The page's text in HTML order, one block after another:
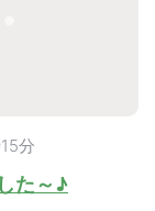
分
た～♪